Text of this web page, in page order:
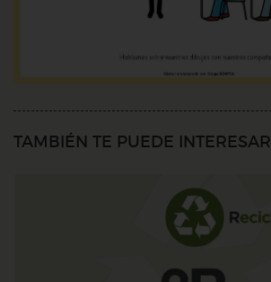
TAMBIÉN TE PUEDE INTERESAR